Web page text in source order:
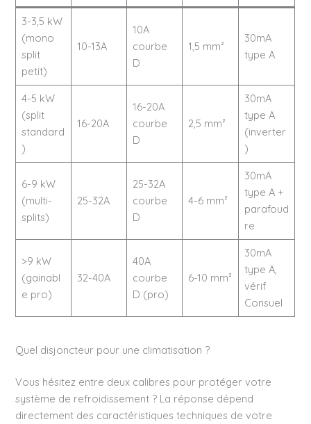
3-3,5 kW
(mono
split
petit)
10-13A
10A
courbe
D
1,5 mm²
30mA
type A
4-5 kW
(split
standard
)
16-20A
16-20A
courbe
D
2,5 mm²
30mA
type A
(inverter
)
6-9 kW
(multi-
splits)
25-32A
25-32A
courbe
D
4-6 mm²
30mA
type A +
parafoud
re
>9 kW
(gainabl
e pro)
32-40A
40A
courbe
D (pro)
6-10 mm²
30mA
type A,
vérif
Consuel
Quel disjoncteur pour une climatisation ?
Vous hésitez entre deux calibres pour protéger votre
système de refroidissement ? La réponse dépend
directement des caractéristiques techniques de votre